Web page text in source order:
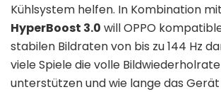
Kühlsystem helfen. In Kombination mit
HyperBoost 3.0 will OPPO
stabilen Bildraten von bis zu 144 Hz
viele Spiele die volle
unterstützen und wie lange das Gerät